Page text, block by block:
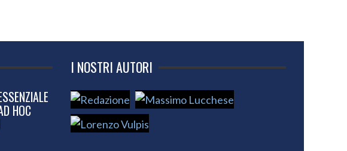
HOC
I NOSTRI AUTORI